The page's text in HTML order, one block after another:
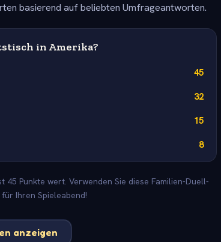
basierend auf beliebten Umfrageantworten.
in Amerika?
45
32
15
8
Punkte wert. Verwenden Sie diese Familien-Duell-
Ihren Spieleabend!
anzeigen